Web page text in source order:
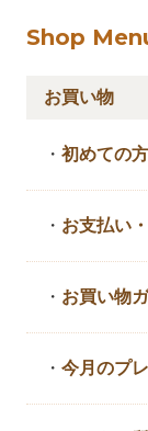
Shop
お買い物
・初めての
・ お支払い
・ お買い物
・今月のプ